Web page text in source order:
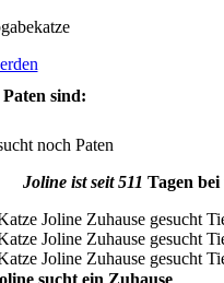
sind:
noch Paten
Joline ist seit 511 Tagen
sucht ein Zuhause